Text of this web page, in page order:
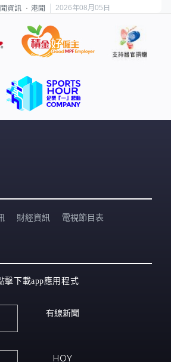
資訊 港聞 2026年08月05日
財經資訊 電視節目表
擊下載app應用程式
有線新聞
HOY